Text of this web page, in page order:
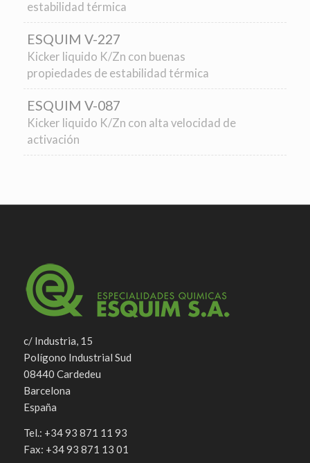
estabilidad térmica
ESQUIM V-227
Kicker liquido K/Zn con buenas
propiedades de estabilidad térmica
ESQUIM V-087
Kicker liquido K/Zn con alta velocidad de
activación
c/ Industria, 15
Polígono Industrial Sud
08440 Cardedeu
Barcelona
España
Tel.: +34 93 871 11 93
Fax: +34 93 871 13 01